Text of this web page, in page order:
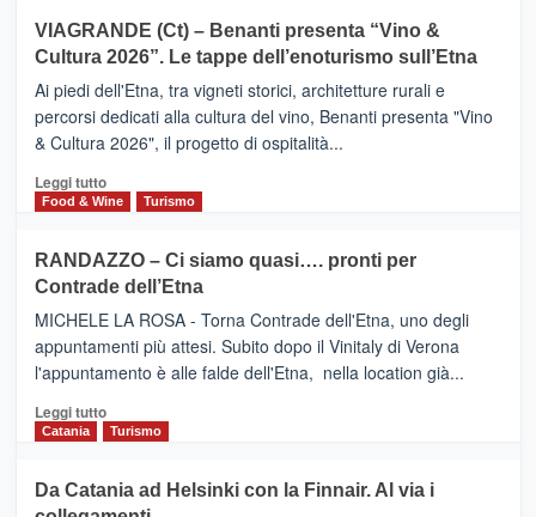
Anche
la
Alcantara
nei
primi
nella
classifica
IL
SAN
DOMENICO
PALACE
TAORMINA,
UN
HOTEL
FOUR
IL
NUOVO
SUMMER
CLUB
VIAGRANDE (Ct) – Benanti presenta “Vino &
Cultura 2026”. Le tappe dell’enoturismo sull’Etna
Ai piedi dell'Etna, tra vigneti storici, architetture rurali e
percorsi dedicati alla cultura del vino, Benanti presenta "Vino
& Cultura 2026", il progetto di ospitalità...
Leggi tuttoLeggi
di
VIAGRANDE
(Ct)
–
Benanti
presenta
“Vino
&
Cultura
tappe
Food & Wine Turismo
RANDAZZO – Ci siamo quasi…. pronti per
Contrade dell’Etna
MICHELE LA ROSA - Torna Contrade dell'Etna, uno degli
appuntamenti più attesi. Subito dopo il Vinitaly di Verona
l'appuntamento è alle falde dell'Etna, nella location già...
Leggi tuttoLeggi
di
RANDAZZO
Catania Turismo
Da Catania ad Helsinki con la Finnair. Al via i